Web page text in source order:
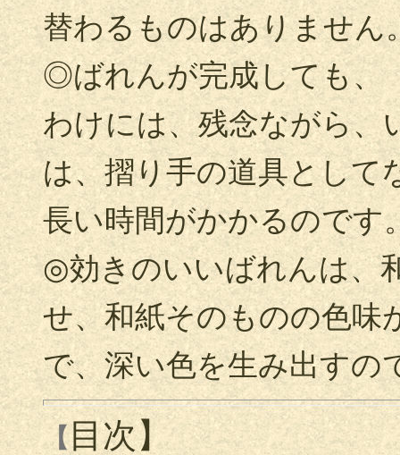
替わるものはありません
◎ばれんが完成しても、
わけには、残念ながら、
は、摺り手の道具として
長い時間がかかるのです
◎効きのいいばれんは、
せ、和紙そのものの色味
で、深い色を生み出すの
【目次】